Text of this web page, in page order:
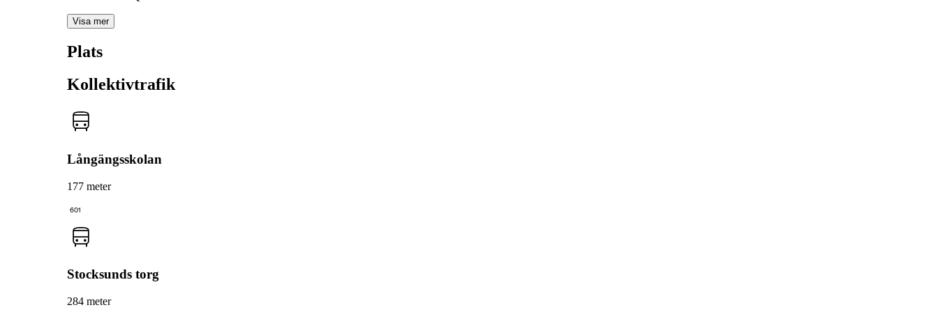
Visa mer
Plats
Kollektivtrafik
Långängsskolan
177 meter
601
Stocksunds torg
284 meter